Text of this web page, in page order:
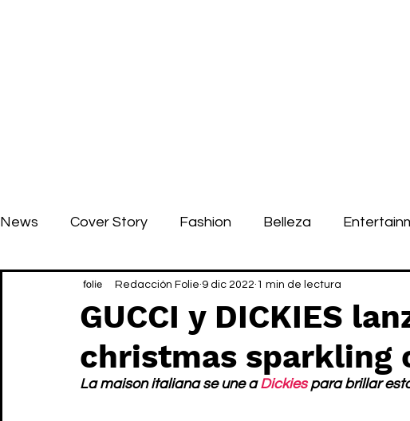
News Cover Story Fashion Belleza
GUCCI y DICKIES
christmas sparkling
Redacción Folie 9 dic 2022 1 min de lectura
La maison italiana se une a Dickies para brillar